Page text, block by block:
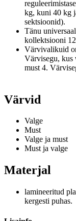
kg, kuni 40 kg
sektsioonid).
Tänu
kollektsiooni
Värvivalikuid
Värvisegu, kus
must 4.
Värvid
Valge
Must
Valge ja must
Must ja valge
Materjal
lamineeritud
kergesti puhas.